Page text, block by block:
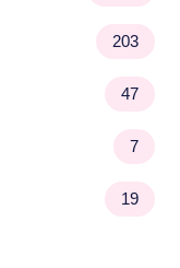
203
47
7
19